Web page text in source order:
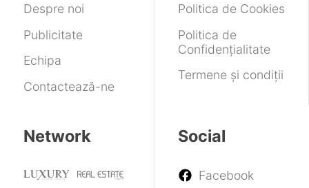
Despre noi
Publicitate
Echipa
Contactează-ne
Politica de Cookies
Politica de
Confidențialitate
Termene și condiții
Network Social
Facebook